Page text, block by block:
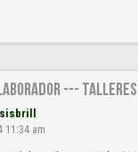
---
sisbrill
11:34 am